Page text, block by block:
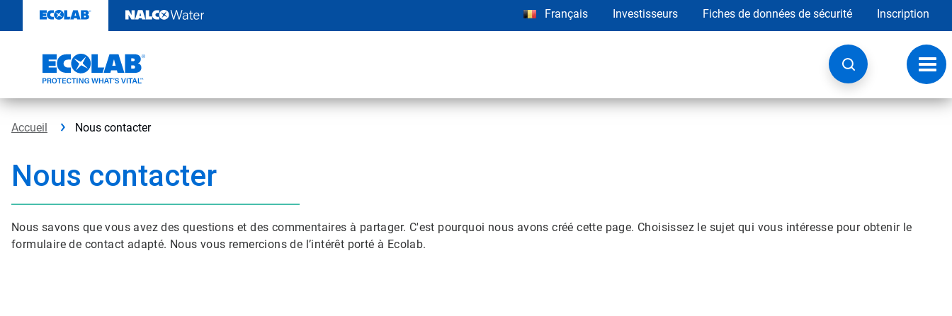
contenu
Français Investisseurs Fiches de données de sécurité Inscription
la
Accueil Nous contacter
Nous contacter
Nous savons que vous avez des questions et des commentaires à partager. C'est pourquoi nous avons créé cette page. Choisissez le sujet qui vous intéresse pour obtenir le
formulaire de contact adapté. Nous vous remercions de l’intérêt porté à Ecolab.